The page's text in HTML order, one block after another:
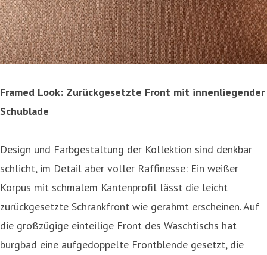
Framed Look: Zurückgesetzte Front mit innenliegender
Schublade
Design und Farbgestaltung der Kollektion sind denkbar
schlicht, im Detail aber voller Raffinesse: Ein weißer
Korpus mit schmalem Kantenprofil lässt die leicht
zurückgesetzte Schrankfront wie gerahmt erscheinen. Auf
die großzügige einteilige Front des Waschtischs hat
burgbad eine aufgedoppelte Frontblende gesetzt, die